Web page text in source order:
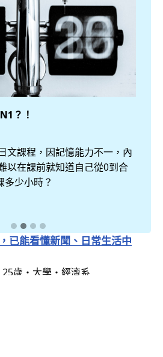
歲HZL學友
N2！
成要素，吳氏日文為確保每一位學
。如研判學成要素不足以學成，通
。
起來～ 日文自學者心得分享
修，總是被那些「似懂非懂」
已能看懂新聞、日常生活中
歲‧大學‧經濟系